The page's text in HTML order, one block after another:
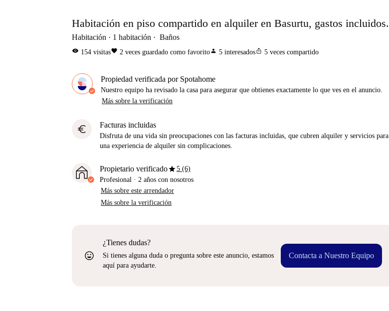
Habitación en piso compartido en alquiler en Basurtu, gastos incluidos.
Habitación 1 habitación Baños
visibility 154 visitasfavorite 2 veces guardado como favoritoperson 5 interesadosios_share 5 veces compartido
Propiedad verificada por Spotahome
Nuestro equipo ha revisado la casa para asegurar que obtienes exactamente lo que ves en el anuncio.
Más sobre la verificación
euro Facturas incluidas
Disfruta de una vida sin preocupaciones con las facturas incluidas, que cubren alquiler y servicios para
una experiencia de alquiler sin complicaciones.
Propietario verificadostar5 (6)
Profesional · 2 años con nosotros
Más sobre este arrendador
Más sobre la verificación
sentiment_very_satisfied
¿Tienes dudas?
Si tienes alguna duda o pregunta sobre este anuncio, estamos
aquí para ayudarte.
Contacta a Nuestro Equipo